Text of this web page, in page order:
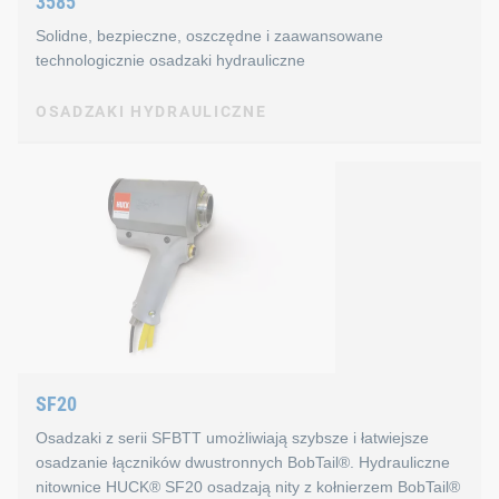
Łatwa konserwacja
Informacje techniczne
Siła: 78 930 N
Waga: 4,480 g
Solidne, bezpieczne, oszczędne i zaawansowane
technologicznie osadzaki hydrauliczne
OSADZAKI HYDRAULICZNE
Cechy osadzaków
Duża siła osadzania
Ustawia łączniki12 mm, 12,7 mm i 15,9 mm
SF20
Osadzaki z serii SFBTT umożliwiają szybsze i łatwiejsze
osadzanie łączników dwustronnych BobTail®. Hydrauliczne
nitownice HUCK® SF20 osadzają nity z kołnierzem BobTail®